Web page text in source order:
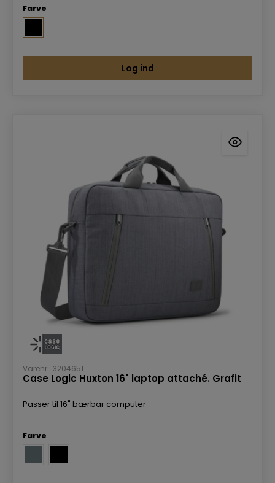
Farve
Log ind
Farve
Varenr.: 3204651
Case Logic Huxton 16" laptop attaché. Grafit
Passer til 16" bærbar computer